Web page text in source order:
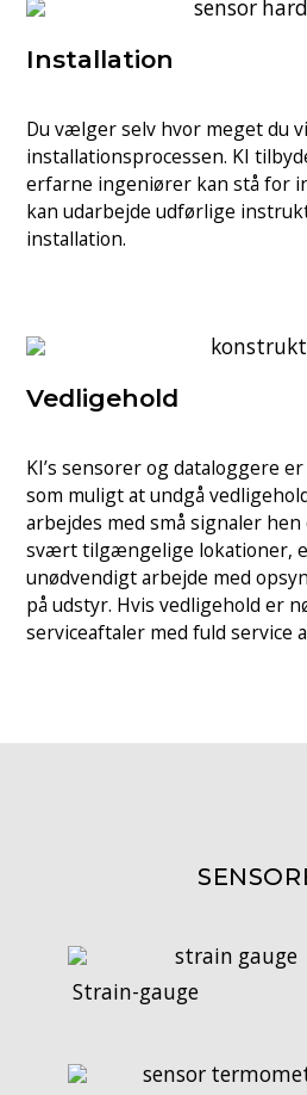
Installation
Du vælger selv hvor meget du
installationsprocessen. KI
erfarne ingeniører kan stå for
kan udarbejde udførlige
installation.
Vedligehold
KI’s sensorer og dataloggere
som muligt at undgå
arbejdes med små signaler
svært tilgængelige lokationer,
unødvendigt arbejde med
på udstyr. Hvis vedligehold er
serviceaftaler med fuld service
Strain-gauge